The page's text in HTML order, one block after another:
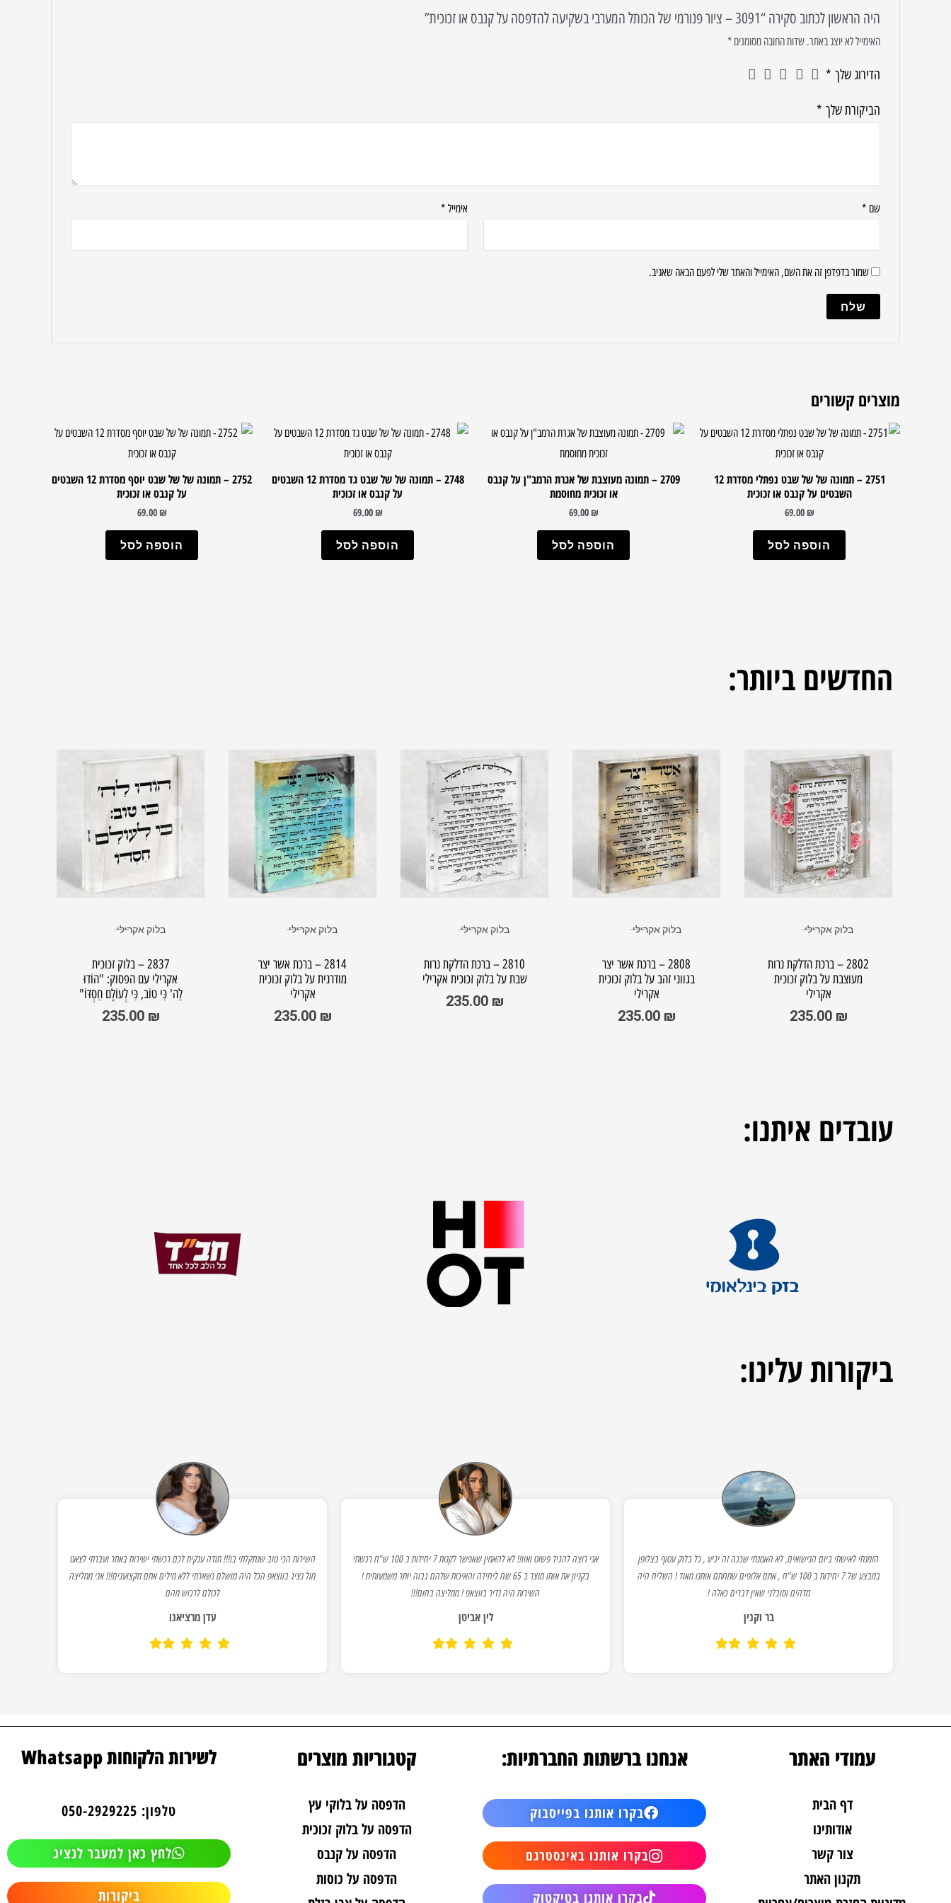
היה הראשון לכתוב סקירה “3091 – ציור פנורמי של הכותל המערבי בשקיעה להדפסה על קנבס או זכוכית”
האימייל לא יוצג באתר. שדות החובה מסומנים *
הדירוג שלך *
הביקורת שלך *
שם * אימייל*
שמור בדפדפן זה את השם, האימייל והאתר שלי לפעם הבאה שאגיב.
מוצרים קשורים
2751 – תמונה של של שבט נפתלי מסדרת 12
השבטים על קנבס או זכוכית
69.00 ₪
הוספה לסל
2709 – תמונה מעוצבת של אגרת הרמב"ן על קנבס
או זכוכית מחוסמת
69.00 ₪
הוספה לסל
2748 – תמונה של של שבט גד מסדרת 12 השבטים
על קנבס או זכוכית
69.00 ₪
הוספה לסל
2752 – תמונה של של שבט יוסף מסדרת 12 השבטים
על קנבס או זכוכית
69.00 ₪
הוספה לסל
החדשים ביותר:
בלוק אקרילי
2837 – בלוק זכוכית
אקרילי עם הפסוק: "הוֹדוּ
לַה' כִּי טוֹב, כִּי לְעוֹלָם חַסְדּוֹ"
235.00 ₪
בלוק אקרילי
2814 – ברכת אשר יצר
מודרנית על בלוק זכוכית
אקרילי
235.00 ₪
בלוק אקרילי
2810 – ברכת הדלקת נרות
שבת על בלוק זכוכית אקרילי
235.00 ₪
בלוק אקרילי
2808 – ברכת אשר יצר
בגווני זהב על בלוק זכוכית
אקרילי
235.00 ₪
בלוק אקרילי
2802 – ברכת הדלקת נרות
מעוצבת על בלוק זכוכית
אקרילי
235.00 ₪
עובדים איתנו:
ביקורותעלינו:
הזמנתי לאישתי ביום הנישואים, לא האמנתי שככה זה יגיע , כל בלוק עטוף בצלופן
במבצע של 7 יחידות ב 100 ש"ח , אתם אלופים שמחתם אותנו מאוד ! השליח היה
מדהים וסובלני שאין דברים כאלה !
בר וקנין
אני רוצה להגיד פשוט ואוו!! לא להאמין שאפשר לקנות 7 יחידות ב 100 ש"ח רכשתי
בקניון את אותו מוצר ב 65 שח ליחידה והאיכות שלהם גבוה יותר משמעותית !
השירות היה נדיר בווצאפ ! ממליצה בחום!!!
לין אביטן
השירות הכי טוב שנתקלתי בו!!! תודה ענקית לכם רכשתי ישירות באתר ועברתי לצאט
מול נציג בווצאפ הכל היה מושלם נשארתי ללא מילים אתם מקצוענים!!! אני ממליצה
לכולם לרכוש מהם
עדן מרציאנו
עמודי האתר
דף הבית
אודותינו
צור קשר
תקנון האתר
אנחנו ברשתות החברתיות:
בקרו אותנו בפייסבוק
בקרו אותנו באינסטרגם
בקרו אותנו בטיקטוק
קטגוריות מוצרים
הדפסה על בלוקי עץ
הדפסה על בלוק זכוכית
הדפסה על קנבס
הדפסה על כוסות
לשירות הלקוחות Whatsapp
טלפון: 050-2929225
לחץ כאן למעבר לנציג
ביקורות